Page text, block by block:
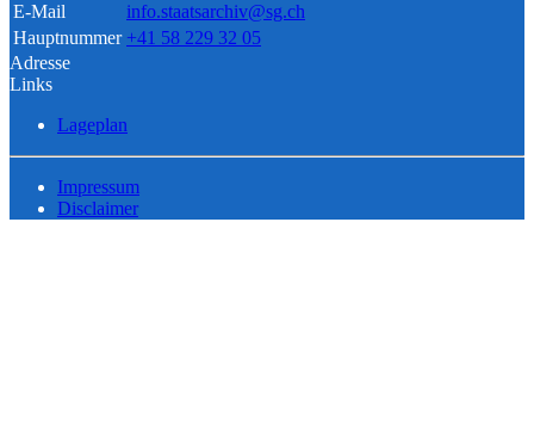
E-Mail
info.staatsarchiv@sg.ch
Hauptnummer +41 58 229 32 05
Adresse
Links
Lageplan
Impressum
Disclaimer